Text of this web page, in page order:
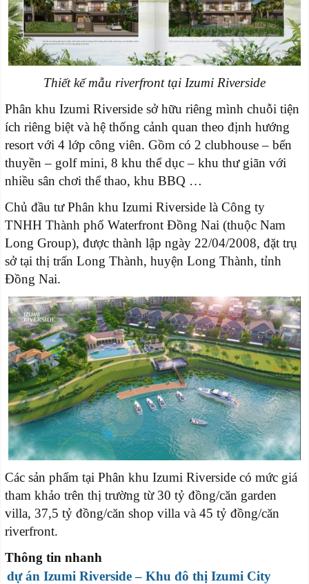
Thiết kế mẫu riverfront tại Izumi Riverside
Phân khu Izumi Riverside sở hữu riêng mình chuỗi tiện
ích riêng biệt và hệ thống cảnh quan theo định hướng
resort với 4 lớp công viên. Gồm có 2 clubhouse – bến
thuyền – golf mini, 8 khu thể dục – khu thư giãn với
nhiều sân chơi thể thao, khu BBQ …
Chủ đầu tư Phân khu Izumi Riverside là Công ty
TNHH Thành phố Waterfront Đồng Nai (thuộc Nam
Long Group), được thành lập ngày 22/04/2008, đặt trụ
sở tại thị trấn Long Thành, huyện Long Thành, tỉnh
Đồng Nai.
Các sản phẩm tại Phân khu Izumi Riverside có mức giá
tham khảo trên thị trường từ 30 tỷ đồng/căn garden
villa, 37,5 tỷ đồng/căn shop villa và 45 tỷ đồng/căn
riverfront.
Thông tin nhanh
dự án Izumi Riverside – Khu đô thị Izumi City